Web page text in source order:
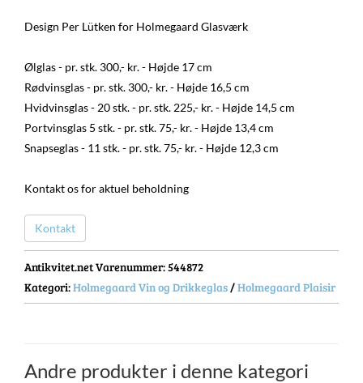
Design Per Lütken for Holmegaard Glasværk
Ølglas - pr. stk. 300,- kr. - Højde 17 cm
Rødvinsglas - pr. stk. 300,- kr. - Højde 16,5 cm
Hvidvinsglas - 20 stk. - pr. stk. 225,- kr. - Højde 14,5 cm
Portvinsglas 5 stk. - pr. stk. 75,- kr. - Højde 13,4 cm
Snapseglas - 11 stk. - pr. stk. 75,- kr. - Højde 12,3 cm
Kontakt os for aktuel beholdning
Kontakt
Antikvitet.net Varenummer: 544872
Kategori:Holmegaard Vin og Drikkeglas /Holmegaard Plaisir
Andre produkter i denne kategori